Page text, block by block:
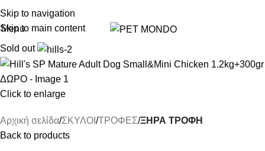
Skip to navigation
Skip to main content
ΔΩΡΕΑΝ DELIVERY ΣΤΗΝ ΠΟΛΗ ΤΗΣ ΘΕΣΣΑΛΟΝΙΚΗΣ
Menu
Sold out
Click to enlarge
Αρχική σελίδα ΣΚΥΛΟΙ ΤΡΟΦΕΣ ΞΗΡΑ ΤΡΟΦΗ
Back to products